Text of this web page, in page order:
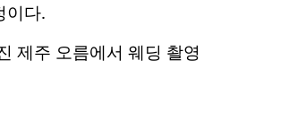
이다.